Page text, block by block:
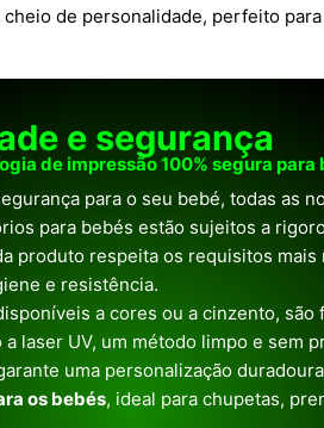
de personalidade, perfeito
e segurança
de impressão 100% segura para
para o seu bebé, todas as
para bebés estão sujeitos a
produto respeita os requisitos mais
e resistência.
a cores ou a cinzento, são
laser UV, um método limpo e sem
uma personalização
os bebés, ideal para chupetas,